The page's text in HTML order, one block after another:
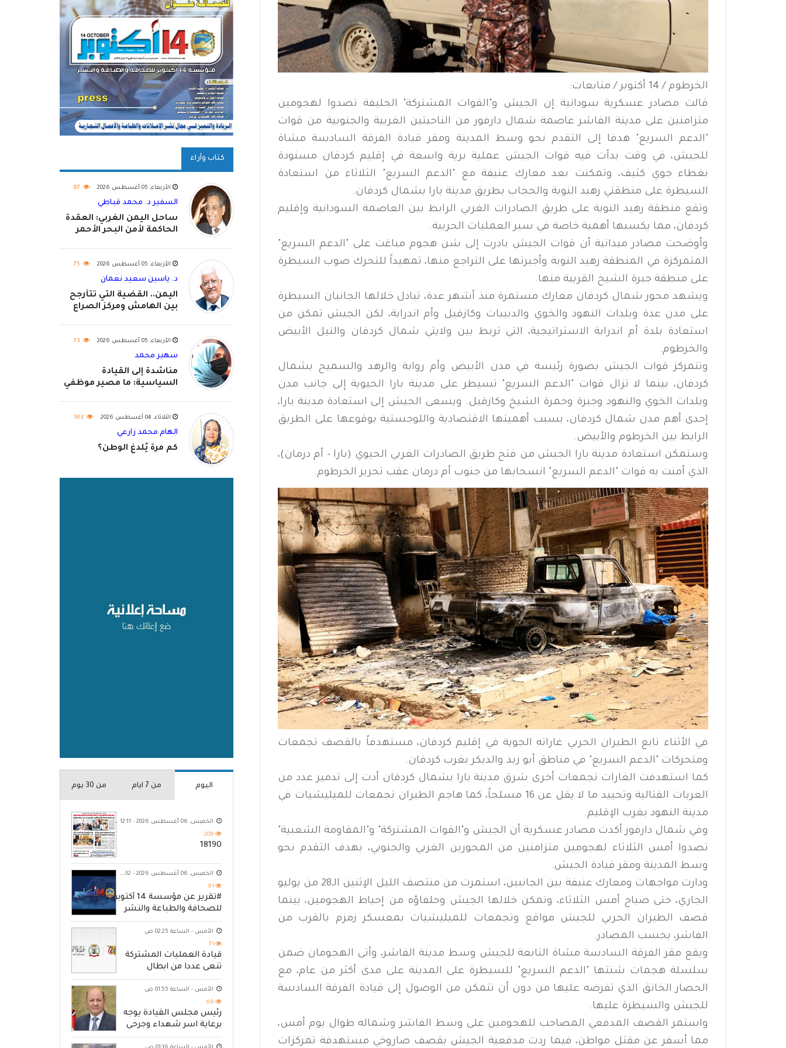
الخرطوم / 14 أكتوبر / متابعات:
قالت مصادر عسكرية سودانية إن الجيش و"القوات المشتركة" الحليفة تصدوا لهجومين
متزامنين على مدينة الفاشر عاصمة شمال دارفور من الناحيتين الغربية والجنوبية من قوات
"الدعم السريع" هدفا إلى التقدم نحو وسط المدينة ومقر قيادة الفرقة السادسة مشاة
للجيش، في وقت بدأت فيه قوات الجيش عملية برية واسعة في إقليم كردفان مسنودة
بغطاء جوي كثيف، وتمكنت بعد معارك عنيفة مع "الدعم السريع" الثلاثاء من استعادة
السيطرة على منطقتي رهيد النوبة والحجاب بطريق مدينة بارا بشمال كردفان.
وتقع منطقة رهيد النوبة على طريق الصادرات الغربي الرابط بين العاصمة السودانية وإقليم
كردفان، مما يكسبها أهمية خاصة في سير العمليات الحربية.
وأوضحت مصادر ميدانية أن قوات الجيش بادرت إلى شن هجوم مباغت على "الدعم السريع"
المتمركزة في المنطقة رهيد النوبة وأجبرتها على التراجع منها، تمهيداً للتحرك صوب السيطرة
على منطقة جبرة الشيخ القريبة منها.
ويشهد محور شمال كردفان معارك مستمرة منذ أشهر عدة، تبادل خلالها الجانبان السيطرة
على مدن عدة وبلدات النهود والخوي والدبيبات وكازقيل وأم اندرابة، لكن الجيش تمكن من
استعادة بلدة أم اندرابة الاستراتيجية، التي تربط بين ولايتي شمال كردفان والنيل الأبيض
والخرطوم.
وتتمركز قوات الجيش بصورة رئيسة في مدن الأبيض وأم روابة والرهد والسميح بشمال
كردفان، بينما لا تزال قوات "الدعم السريع" تسيطر على مدينة بارا الحيوية إلى جانب مدن
وبلدات الخوي والنهود وجبرة وحمرة الشيخ وكازقيل. ويسعى الجيش إلى استعادة مدينة بارا،
إحدى أهم مدن شمال كردفان، بسبب أهميتها الاقتصادية واللوجستية بوقوعها على الطريق
الرابط بين الخرطوم والأبيض.
وستمكن استعادة مدينة بارا الجيش من فتح طريق الصادرات الغربي الحيوي (بارا - أم درمان)،
الذي أمنت به قوات "الدعم السريع" انسحابها من جنوب أم درمان عقب تحرير الخرطوم.
في الأثناء تابع الطيران الحربي غاراته الجوية في إقليم كردفان، مستهدفاً بالقصف تجمعات
ومتحركات "الدعم السريع" في مناطق أبو زبد والدبكر بغرب كردفان.
كما استهدفت الغارات تجمعات أخرى شرق مدينة بارا بشمال كردفان أدت إلى تدمير عدد من
العربات القتالية وتحييد ما لا يقل عن 16 مسلحاً، كما هاجم الطيران تجمعات للميليشيات في
مدينة النهود بغرب الإقليم.
وفي شمال دارفور أكدت مصادر عسكرية أن الجيش و"القوات المشتركة" و"المقاومة الشعبية"
تصدوا أمس الثلاثاء لهجومين متزامنين من المحورين الغربي والجنوبي، بهدف التقدم نحو
وسط المدينة ومقر قيادة الجيش.
ودارت مواجهات ومعارك عنيفة بين الجانبين، استمرت من منتصف الليل الإثنين الـ28 من يوليو
الجاري، حتى صباح أمس الثلاثاء، وتمكن خلالها الجيش وحلفاؤه من إحباط الهجومين، بينما
قصف الطيران الحربي للجيش مواقع وتجمعات للميليشيات بمعسكر زمزم بالقرب من
الفاشر، بحسب المصادر.
ويقع مقر الفرقة السادسة مشاة التابعة للجيش وسط مدينة الفاشر، وأتى الهجومان ضمن
سلسلة هجمات شنتها "الدعم السريع" للسيطرة على المدينة على مدى أكثر من عام، مع
الحصار الخانق الذي تفرضه عليها من دون أن تتمكن من الوصول إلى قيادة الفرقة السادسة
للجيش والسيطرة عليها.
واستمر القصف المدفعي المصاحب للهجومين على وسط الفاشر وشماله طوال يوم أمس،
مما أسفر عن مقتل مواطن، فيما ردت مدفعية الجيش بقصف صاروخي مستهدفة تمركزات
كتاب وآراء
الأربعاء, 05 أغسطس 2026 87
السفير د. محمد قباطي
ساحل اليمن الغربي: العقدة
الحاكمة لأمن البحر الأحمر
الأربعاء, 05 أغسطس 2026 75
د. ياسين سعيد نعمان
اليمن.. القضية التي تتأرجح
بين الهامش ومركز الصراع
الأربعاء, 05 أغسطس 2026 73
سهير محمد
مناشدة إلى القيادة
السياسية: ما مصير موظفي
الثلاثاء, 04 أغسطس 2026 183
الهام محمد زارعي
كم مرة يُلدغ الوطن؟
اليوم من 7 ايام من 30 يوم
الخميس, 06 أغسطس 2026 - 12:11 ص
208
18190
الخميس, 06 أغسطس 2026 - 10:32 م
91
#تقرير عن مؤسسة 14 أكتوبر
للصحافة والطباعة والنشر
الأمس - الساعة 02:25 ص
71
قيادة العمليات المشتركة
تنعى عددا من ابطال
القوات المسلحة
الأمس - الساعة 01:55 ص
68
رئيس مجلس القيادة يوجه
برعاية اسر شهداء وجرحى
الهجوم الإرهابي الحوثي